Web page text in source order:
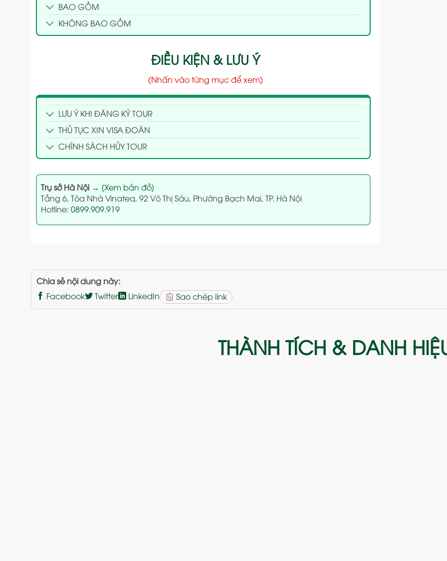
BAO GỒM
KHÔNG BAO GỒM
ĐIỀU KIỆN & LƯU Ý
(Nhấn vào từng mục để xem)
LƯU Ý KHI ĐĂNG KÝ TOUR
THỦ TỤC XIN VISA ĐOÀN
CHÍNH SÁCH HỦY TOUR
Trụ sở Hà Nội→ [Xem bản đồ]
Tầng 6, Tòa Nhà Vinatea, 92 Võ Thị Sáu, Phường Bạch Mai, TP. Hà Nội
Hotline: 0899.909.919
Chia sẻ nội dung này:
Facebook
Twitter LinkedIn Sao chép link
THÀNH TÍCH & DANH